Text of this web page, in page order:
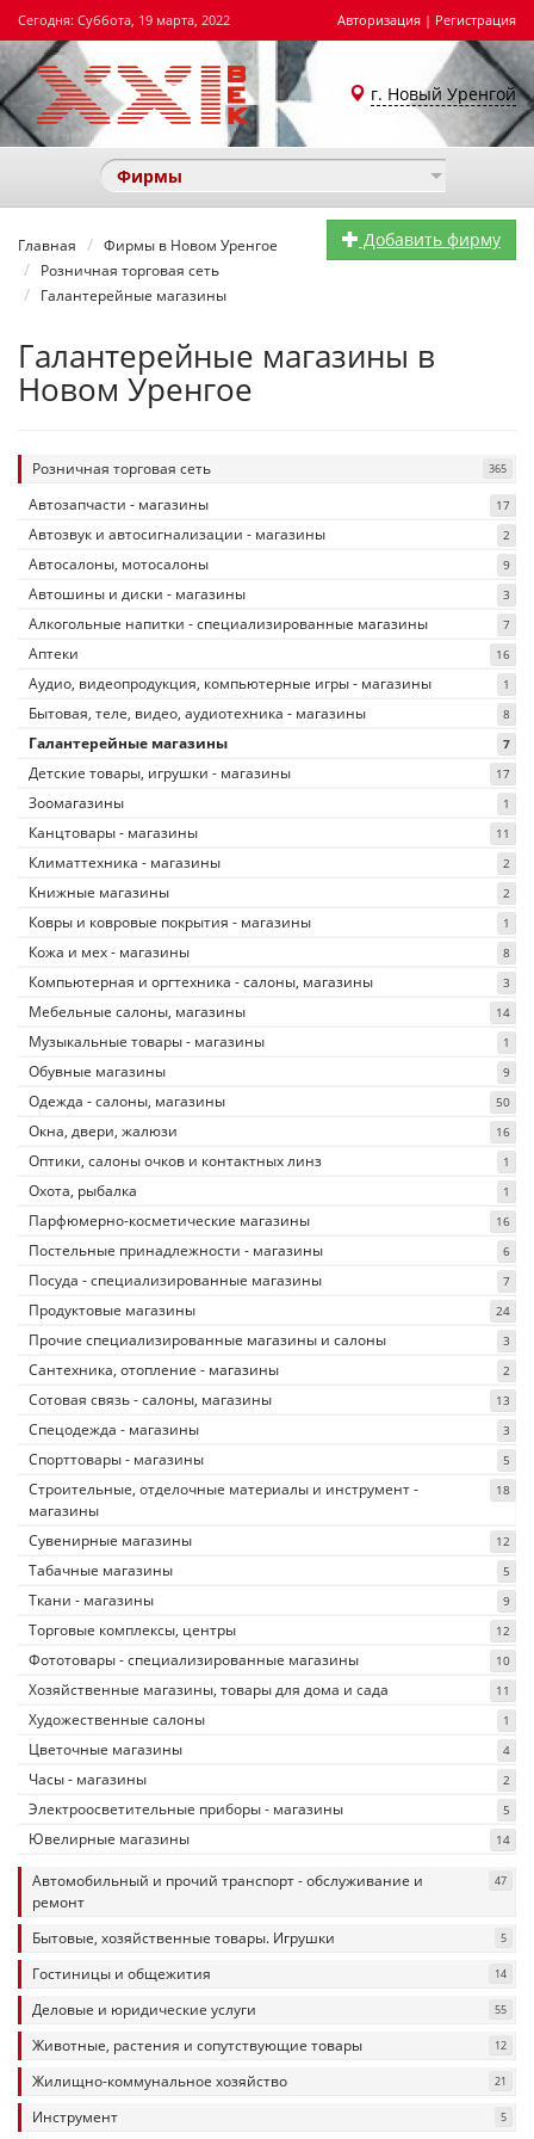
Сегодня: Суббота, 19 марта, 2022 Авторизация | Регистрация
г. Новый Уренгой
Фирмы
Добавить фирму
Главная
Фирмы в Новом Уренгое
Розничная торговая сеть
Галантерейные магазины
Галантерейные магазины в
Новом Уренгое
Розничная торговая сеть 365
Автозапчасти - магазины 17
Автозвук и автосигнализации - магазины 2
Автосалоны, мотосалоны 9
Автошины и диски - магазины 3
Алкогольные напитки - специализированные магазины 7
Аптеки 16
Аудио, видеопродукция, компьютерные игры - магазины 1
Бытовая, теле, видео, аудиотехника - магазины 8
Галантерейные магазины 7
Детские товары, игрушки - магазины 17
Зоомагазины 1
Канцтовары - магазины 11
Климаттехника - магазины 2
Книжные магазины 2
Ковры и ковровые покрытия - магазины 1
Кожа и мех - магазины 8
Компьютерная и оргтехника - салоны, магазины 3
Мебельные салоны, магазины 14
Музыкальные товары - магазины 1
Обувные магазины 9
Одежда - салоны, магазины 50
Окна, двери, жалюзи 16
Оптики, салоны очков и контактных линз 1
Охота, рыбалка 1
Парфюмерно-косметические магазины 16
Постельные принадлежности - магазины 6
Посуда - специализированные магазины 7
Продуктовые магазины 24
Прочие специализированные магазины и салоны 3
Сантехника, отопление - магазины 2
Сотовая связь - салоны, магазины 13
Спецодежда - магазины 3
Спорттовары - магазины 5
Строительные, отделочные материалы и инструмент -
магазины
18
Сувенирные магазины 12
Табачные магазины 5
Ткани - магазины 9
Торговые комплексы, центры 12
Фототовары - специализированные магазины 10
Хозяйственные магазины, товары для дома и сада 11
Художественные салоны 1
Цветочные магазины 4
Часы - магазины 2
Электроосветительные приборы - магазины 5
Ювелирные магазины 14
Автомобильный и прочий транспорт - обслуживание и
ремонт
47
Бытовые, хозяйственные товары. Игрушки 5
Гостиницы и общежития 14
Деловые и юридические услуги 55
Животные, растения и сопутствующие товары 12
Жилищно-коммунальное хозяйство 21
Инструмент 5